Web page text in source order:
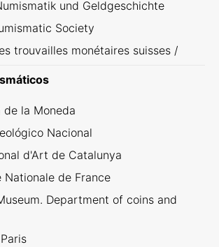
und Geldgeschichte
Society
trouvailles monétaires suisses /
de la Moneda
Nacional
d'Art de Catalunya
Nationale de France
Department of coins and